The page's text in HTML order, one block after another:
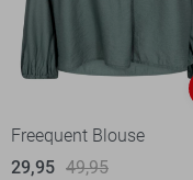
Freequent Blouse
29,95 49,95